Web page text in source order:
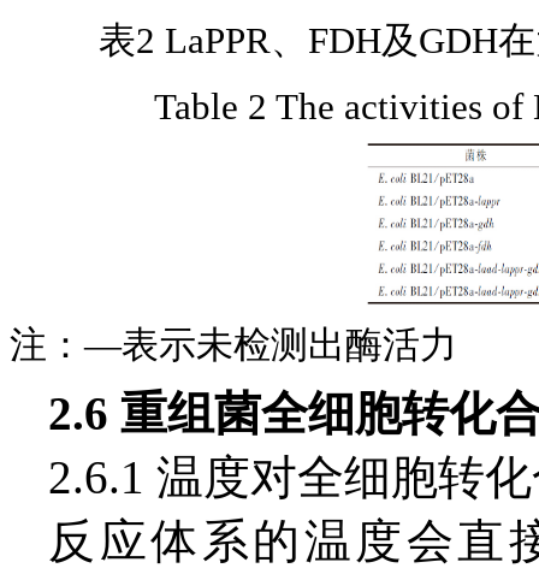
表2 LaPPR、FDH及GDH
Table 2 The activities
注：—表示未检测出酶活力
2.6 重组菌全细胞转化
2.6.1 温度对全细胞转
反应体系的温度会直